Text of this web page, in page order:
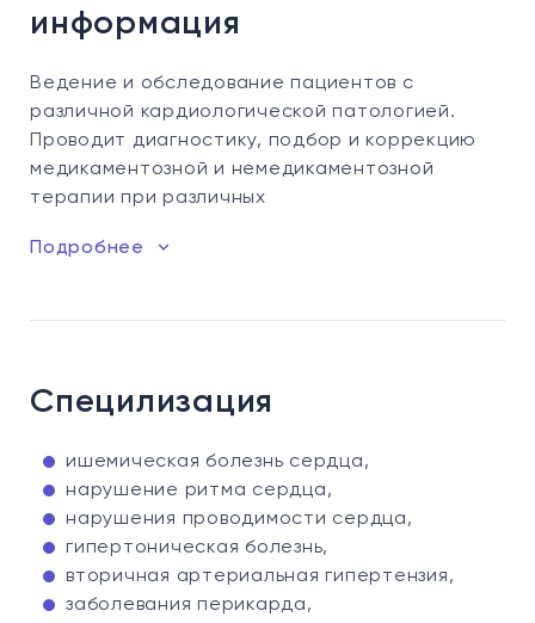
информация
Ведение и обследование пациентов с
различной кардиологической патологией.
Проводит диагностику, подбор и коррекцию
медикаментозной и немедикаментозной
терапии при различных
Подробнее
Специлизация
ишемическая болезнь сердца,
нарушение ритма сердца,
нарушения проводимости сердца,
гипертоническая болезнь,
вторичная артериальная гипертензия,
заболевания перикарда,